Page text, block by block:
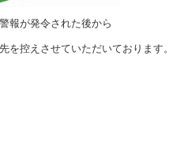
報が発令された後から
を控えさせていただいております。